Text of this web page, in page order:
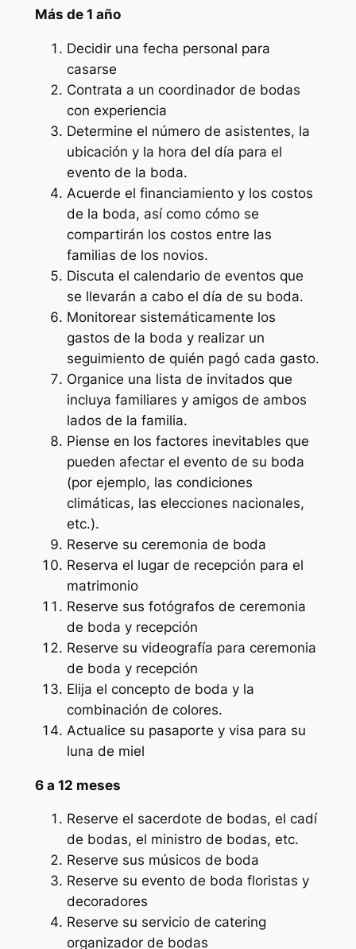
Más de 1 año
Decidir una fecha personal para
casarse
Contrata a un coordinador de bodas
con experiencia
Determine el número de asistentes, la
ubicación y la hora del día para el
evento de la boda.
Acuerde el financiamiento y los costos
de la boda, así como cómo se
compartirán los costos entre las
familias de los novios.
Discuta el calendario de eventos que
se llevarán a cabo el día de su boda.
Monitorear sistemáticamente los
gastos de la boda y realizar un
seguimiento de quién pagó cada gasto.
Organice una lista de invitados que
incluya familiares y amigos de ambos
lados de la familia.
Piense en los factores inevitables que
pueden afectar el evento de su boda
(por ejemplo, las condiciones
climáticas, las elecciones nacionales,
etc.).
Reserve su ceremonia de boda
Reserva el lugar de recepción para el
matrimonio
Reserve sus fotógrafos de ceremonia
de boda y recepción
Reserve su videografía para ceremonia
de boda y recepción
Elija el concepto de boda y la
combinación de colores.
Actualice su pasaporte y visa para su
luna de miel
6 a 12 meses
Reserve el sacerdote de bodas, el cadí
de bodas, el ministro de bodas, etc.
Reserve sus músicos de boda
Reserve su evento de boda floristas y
decoradores
Reserve su servicio de catering
organizador de bodas